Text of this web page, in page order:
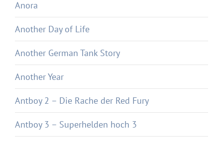
Anora
Another Day of Life
Another German Tank Story
Another Year
Antboy 2 – Die Rache der Red Fury
Antboy 3 – Superhelden hoch 3